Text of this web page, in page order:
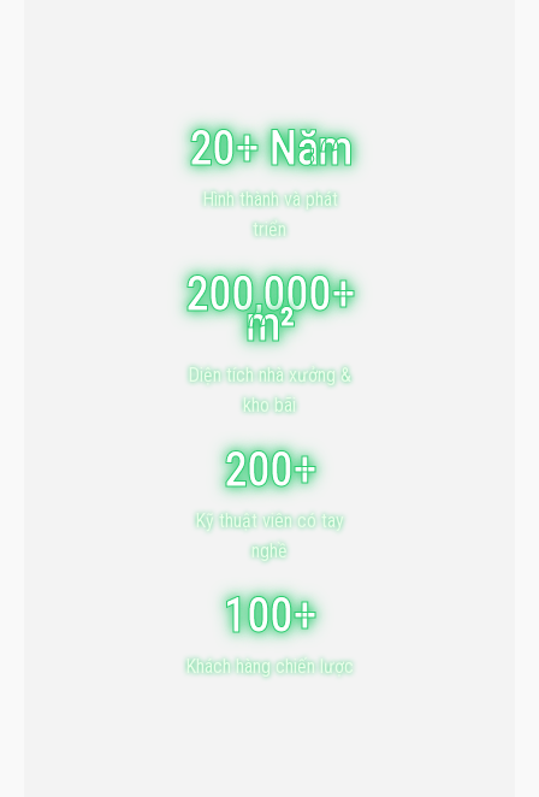
20+ Năm
Hình thành và phát
triển
200,000+
m²
Diện tích nhà xưởng &
kho bãi
200+
Kỹ thuật viên có tay
nghề
100+
Khách hàng chiến lược